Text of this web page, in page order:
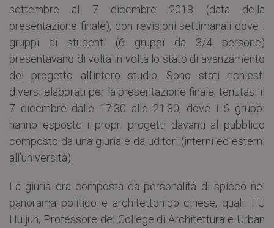
settembre al 7 dicembre 2018 (data della
presentazione finale), con revisioni settimanali dove i
gruppi di studenti (6 gruppi da 3/4 persone)
presentavano di volta in volta lo stato di avanzamento
del progetto all’intero studio. Sono stati richiesti
diversi elaborati per la presentazione finale, tenutasi il
7 dicembre dalle 17.30 alle 21.30, dove i 6 gruppi
hanno esposto i propri progetti davanti al pubblico
composto da una giuria e da uditori (interni ed esterni
all’università).
La giuria era composta da personalità di spicco nel
panorama politico e architettonico cinese, quali: TU
Huijun, Professore del College di Architettura e Urban